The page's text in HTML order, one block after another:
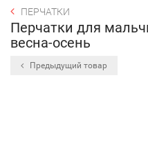
ПЕРЧАТКИ
Перчатки для
весна-осень
Предыдущий товар